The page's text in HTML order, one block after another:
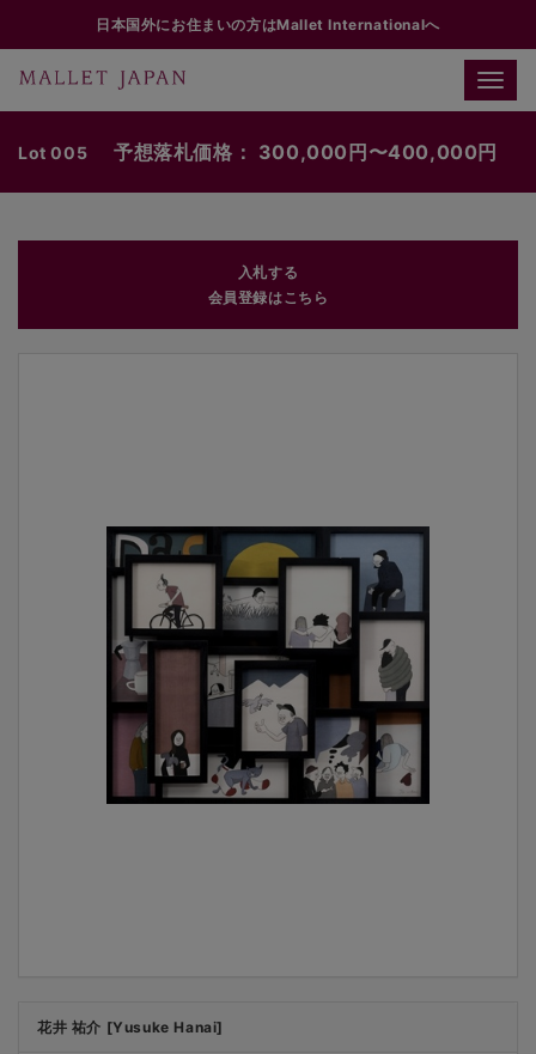
日本国外にお住まいの方はMallet Internationalへ
Toggle
Lot 005 予想落札価格： 300,000円〜400,000円
入札する
会員登録はこちら
花井 祐介 [Yusuke Hanai]